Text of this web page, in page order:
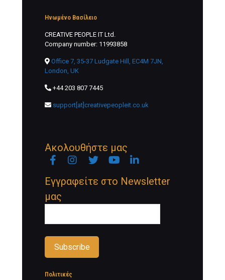
Ηνωμένο Βασίλειο
CREATIVE PEOPLE IT Ltd.
Company number: 11993858
Office 7, 35-37 Ludgate Hill, EC4M 7JN,
London, UK
+44 203 807 7445
support[at]creativepeopleit.co.uk
Ακολουθήστε μας
FacebookInstagramTwitter YouTubeLinkedin
Newsletter
Εγγραφείτε στο Newsletter
μας
Πολιτικές